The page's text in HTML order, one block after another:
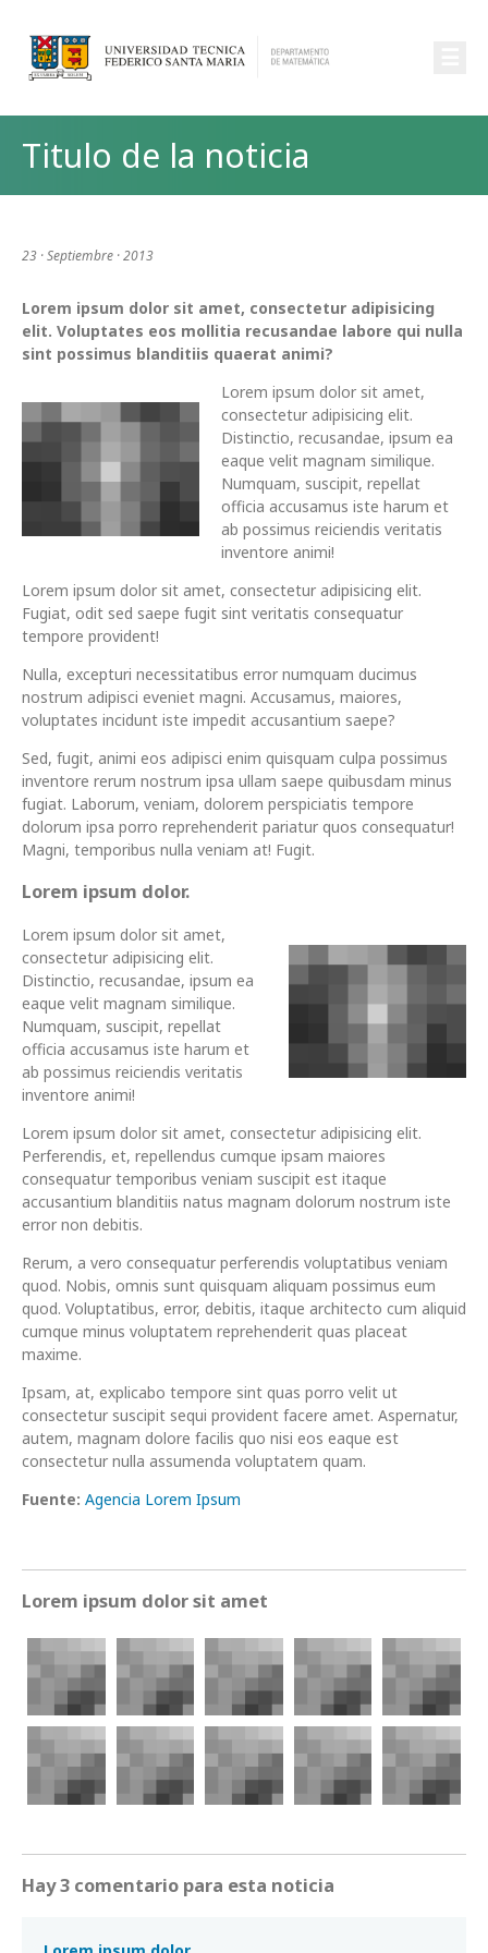
Titulo de la noticia
23 · Septiembre · 2013
Lorem ipsum dolor sit amet, consectetur adipisicing
elit. Voluptates eos mollitia recusandae labore qui nulla
sint possimus blanditiis quaerat animi?
Lorem ipsum dolor sit amet,
consectetur adipisicing elit.
Distinctio, recusandae, ipsum ea
eaque velit magnam similique.
Numquam, suscipit, repellat
officia accusamus iste harum et
ab possimus reiciendis veritatis
inventore animi!
Lorem ipsum dolor sit amet, consectetur adipisicing elit.
Fugiat, odit sed saepe fugit sint veritatis consequatur
tempore provident!
Nulla, excepturi necessitatibus error numquam ducimus
nostrum adipisci eveniet magni. Accusamus, maiores,
voluptates incidunt iste impedit accusantium saepe?
Sed, fugit, animi eos adipisci enim quisquam culpa possimus
inventore rerum nostrum ipsa ullam saepe quibusdam minus
fugiat. Laborum, veniam, dolorem perspiciatis tempore
dolorum ipsa porro reprehenderit pariatur quos consequatur!
Magni, temporibus nulla veniam at! Fugit.
Lorem ipsum dolor.
Lorem ipsum dolor sit amet,
consectetur adipisicing elit.
Distinctio, recusandae, ipsum ea
eaque velit magnam similique.
Numquam, suscipit, repellat
officia accusamus iste harum et
ab possimus reiciendis veritatis
inventore animi!
Lorem ipsum dolor sit amet, consectetur adipisicing elit.
Perferendis, et, repellendus cumque ipsam maiores
consequatur temporibus veniam suscipit est itaque
accusantium blanditiis natus magnam dolorum nostrum iste
error non debitis.
Rerum, a vero consequatur perferendis voluptatibus veniam
quod. Nobis, omnis sunt quisquam aliquam possimus eum
quod. Voluptatibus, error, debitis, itaque architecto cum aliquid
cumque minus voluptatem reprehenderit quas placeat
maxime.
Ipsam, at, explicabo tempore sint quas porro velit ut
consectetur suscipit sequi provident facere amet. Aspernatur,
autem, magnam dolore facilis quo nisi eos eaque est
consectetur nulla assumenda voluptatem quam.
Fuente: Agencia Lorem Ipsum
Lorem ipsum dolor sit amet
Hay 3 comentario para esta noticia